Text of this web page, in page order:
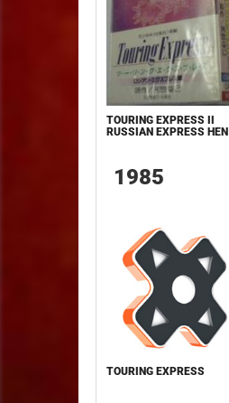
TOURING EXPRESS II
RUSSIAN EXPRESS HEN
1985
TOURING EXPRESS